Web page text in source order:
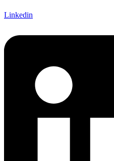
Linkedin